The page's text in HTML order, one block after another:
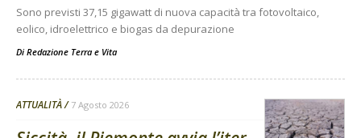
Sono previsti 37,15 gigawatt di nuova capacità tra fotovoltaico,
eolico, idroelettrico e biogas da depurazione
Di Redazione Terra e Vita
ATTUALITÀ 7 Agosto 2026